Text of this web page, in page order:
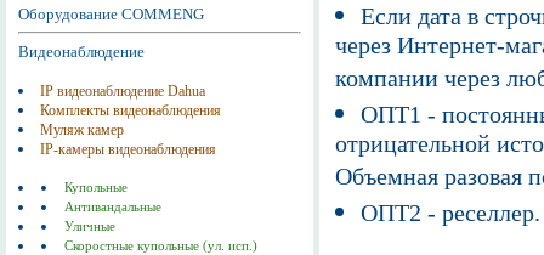
Оборудование COMMENG
Видеонаблюдение
IP видеонаблюдение Dahua
Комплекты видеонаблюдения
Муляж камер
IP-камеры видеонаблюдения
Купольные
Антивандальные
Уличные
Скоростные купольные (ул. исп.)
Если дата в
через Интернет-
компании через
ОПТ1 -
отрицательной
Объемная разовая
ОПТ2 -